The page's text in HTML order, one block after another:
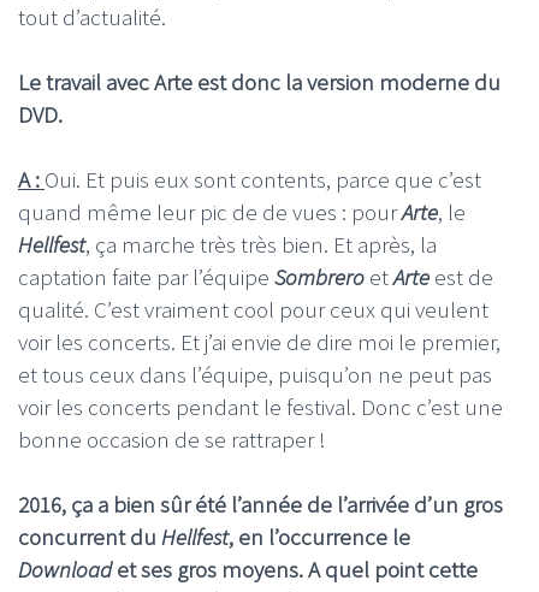
tout d’actualité.
Le travail avec Arte est donc la version moderne du
DVD.
A : Oui. Et puis eux sont contents, parce que c’est
quand même leur pic de de vues : pourArte, le
Hellfest, ça marche très très bien. Et après, la
captation faite par l’équipe Sombrero etArte est de
qualité. C’est vraiment cool pour ceux qui veulent
voir les concerts. Et j’ai envie de dire moi le premier,
et tous ceux dans l’équipe, puisqu’on ne peut pas
voir les concerts pendant le festival. Donc c’est une
bonne occasion de se rattraper !
2016, ça a bien sûr été l’année de l’arrivée d’un gros
concurrent du Hellfest, en l’occurrence le
Downloadet ses gros moyens. A quel point cette